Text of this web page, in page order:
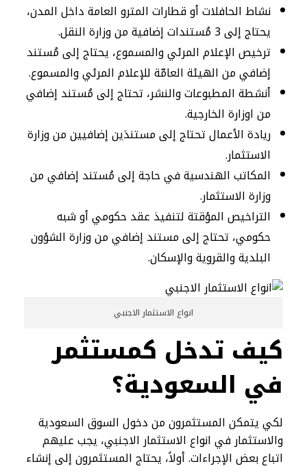
نشاط الحافلات أو قطارات المترو العامة داخل المدن،
يحتاج إلى 3 مُستندات إضافية من وزارة النقل.
ترخيص الإعلام المرئي والمسموع، يحتاج إلى مُستند
إضافي من الهيئة العامّة للإعلام المرئي والمسموع.
أنشطة المطبوعات والنشر، تحتاج إلى مُستند إضافي
من اوزارة الخارجية.
ريادة الأعمال تحتاج إلى مستندَين إضافيين من وزارة
الاستثمار.
المكاتب الهندسية في حاجة إلى مُستند إضافي من
وزارة الاستثمار.
التراخيص المؤقتة لتنفيذ عقد حكومي أو شبه
حكومي، تحتاج إلى مستند إضافي من وزارة الشؤون
البلدية والقروية والإسكان.
انواع الاستثمار الاجنبي
كيف تدخل كمستثمر
في السعودية؟
لكي يتمكن المستثمرون من دخول السوق السعودية
والاستثمار في انواع الاستثمار الاجنبي، يجب عليهم
اتباع بعض الإجراءات. أولاً، يحتاج المستثمرون إلى إنشاء